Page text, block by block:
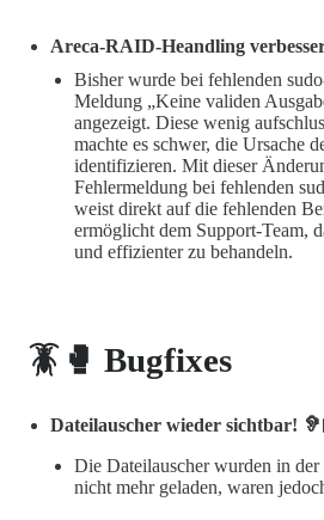
Areca-RAID-Heandling
Bisher wurde bei fehlenden
Meldung „Keine validen
angezeigt. Diese wenig
machte es schwer, die Ursache
identifizieren. Mit dieser
Fehlermeldung bei fehlenden
weist direkt auf die fehlenden
ermöglicht dem Support-Team,
und effizienter zu behandeln.
🪳🥊 Bugfixes
Dateilauscher wieder sichtbar!
Die Dateilauscher wurden in
nicht mehr geladen, waren